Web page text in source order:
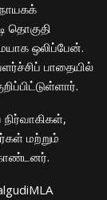
தொகுதி
ஒலிப்பேன்.
பாதையில்
மற்றும்